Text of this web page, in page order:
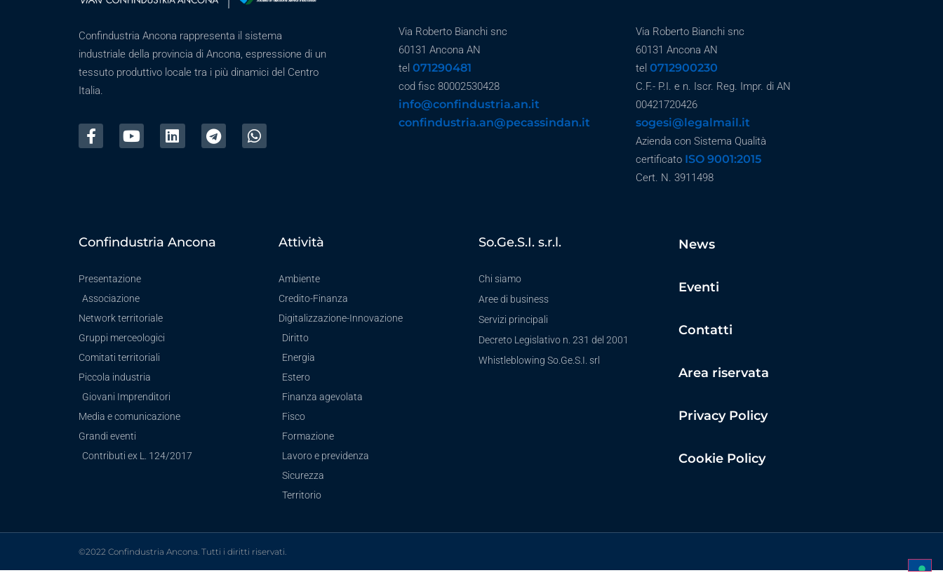
Confindustria Ancona rappresenta il sistema
industriale della provincia di Ancona, espressione di un
tessuto produttivo locale tra i più dinamici del Centro
Italia.
Via Roberto Bianchi snc
60131 Ancona AN
tel 071290481
cod fisc 80002530428
info@confindustria.an.it
confindustria.an@pecassindan.it
Via Roberto Bianchi snc
60131 Ancona AN
tel 0712900230
C.F.- P.I. e n. Iscr. Reg. Impr. di AN
00421720426
sogesi@legalmail.it
Azienda con Sistema Qualità
certificato ISO 9001:2015
Cert. N. 3911498
Confindustria Ancona
Presentazione
Associazione
Network territoriale
Gruppi merceologici
Comitati territoriali
Piccola industria
Giovani Imprenditori
Media e comunicazione
Grandi eventi
Contributi ex L. 124/2017
Attività
Ambiente
Credito-Finanza
Digitalizzazione-Innovazione
Diritto
Energia
Estero
Finanza agevolata
Fisco
Formazione
Lavoro e previdenza
Sicurezza
Territorio
So.Ge.S.I. s.r.l.
Chi siamo
Aree di business
Servizi principali
Decreto Legislativo n. 231 del 2001
Whistleblowing So.Ge.S.I. srl
News
Eventi
Contatti
Area riservata
Privacy Policy
Cookie Policy
©2022 Confindustria Ancona. Tutti i diritti riservati.